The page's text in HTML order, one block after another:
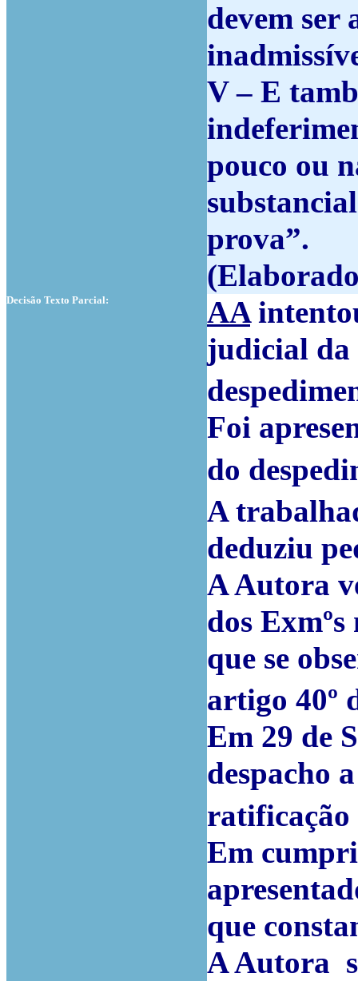
devem ser
V – E
pouco ou
prova”.
Decisão Texto Parcial: AA
judicial da
Foi
do
A
deduziu
A Autora
dos
que se
artigo 40º
Em 29 de
despacho
Em
que
A Autora